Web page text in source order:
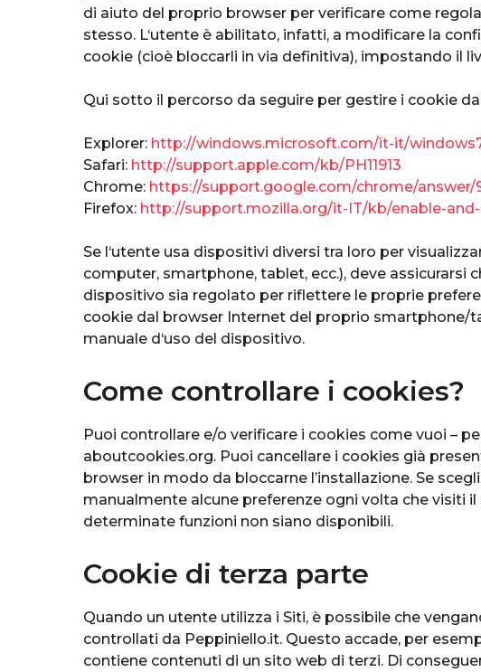
di aiuto del proprio browser per verificare come
stesso. L‘utente è abilitato, infatti, a modificare la
cookie (cioè bloccarli in via definitiva), impostando il
Qui sotto il percorso da seguire per gestire i cookie
Explorer: http://windows.microsoft.com/it-it/
Safari: http://support.apple.com/kb/PH11913
Chrome: https://support.google.com/chrome/answer/
Firefox: http://support.mozilla.org/it-IT/kb/enable-
Se l‘utente usa dispositivi diversi tra loro per
computer, smartphone, tablet, ecc.), deve assicurarsi
dispositivo sia regolato per riflettere le proprie
cookie dal browser Internet del proprio smartphone/
manuale d‘uso del dispositivo.
Come controllare i cookies?
Puoi controllare e/o verificare i cookies come vuoi –
aboutcookies.org. Puoi cancellare i cookies già
browser in modo da bloccarne l’installazione. Se
manualmente alcune preferenze ogni volta che visiti
determinate funzioni non siano disponibili.
Cookie di terza parte
Quando un utente utilizza i Siti, è possibile che
controllati da Peppiniello.it. Questo accade, per
contiene contenuti di un sito web di terzi. Di